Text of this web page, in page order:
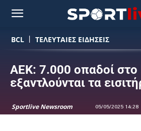
BCL ΤΕΛΕΥΤΑΙΕΣ ΕΙΔΗΣΕΙΣ
ΑΕΚ: 7.000 οπαδοί στο
εξαντλούνται τα
Sportlive Newsroom 05/05/2025 14:28